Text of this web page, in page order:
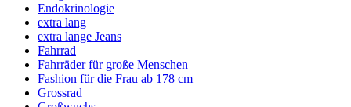
Endokrinologie
extra lang
extra lange Jeans
Fahrrad
Fahrräder für große Menschen
Fashion für die Frau ab 178 cm
Grossrad